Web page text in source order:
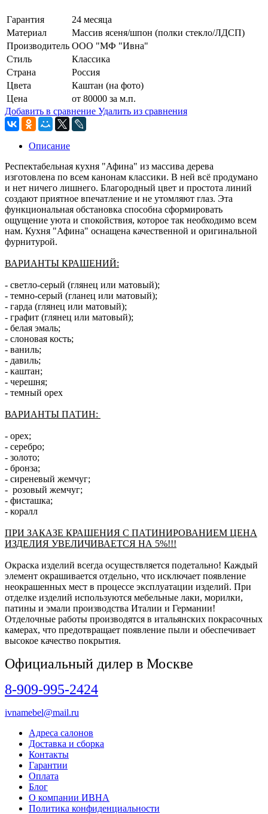
Гарантия
24 месяца
Материал
Массив ясеня/шпон (полки стекло/ЛДСП)
Производитель ООО "МФ "Ивна"
Стиль
Классика
Страна
Россия
Цвета
Каштан (на фото)
Цена
от 80000 за м.п.
Добавить в сравнение Удалить из сравнения
Описание
Респектабельная кухня "Афина" из массива дерева
изготовлена по всем канонам классики. В ней всё продумано
и нет ничего лишнего. Благородный цвет и простота линий
создают приятное впечатление и не утомляют глаз. Эта
функциональная обстановка способна сформировать
ощущение уюта и спокойствия, которое так необходимо всем
нам. Кухня "Афина" оснащена качественной и оригинальной
фурнитурой.
ВАРИАНТЫ КРАШЕНИЙ:
- светло-серый (глянец или матовый);
- темно-серый (гланец или матовый);
- гарда (глянец или матовый);
- графит (глянец или матовый);
- белая эмаль;
- слоновая кость;
- ваниль;
- давиль;
- каштан;
- черешня;
- темный орех
ВАРИАНТЫ ПАТИН:
- орех;
- серебро;
- золото;
- бронза;
- сиреневый жемчуг;
- розовый жемчуг;
- фисташка;
- коралл
ПРИ ЗАКАЗЕ КРАШЕНИЯ С ПАТИНИРОВАНИЕМ ЦЕНА
ИЗДЕЛИЯ УВЕЛИЧИВАЕТСЯ НА 5%!!!
Окраска изделий всегда осуществляется подетально! Каждый
элемент окрашивается отдельно, что исключает появление
неокрашенных мест в процессе эксплуатации изделий. При
отделке изделий используются мебельные лаки, морилки,
патины и эмали производства Италии и Германии!
Отделочные работы производятся в итальянских покрасочных
камерах, что предотвращает появление пыли и обеспечивает
высокое качество покрытия.
Официальный дилер в Москве
8-909-995-2424
ivnamebel@mail.ru
Адреса салонов
Доставка и сборка
Контакты
Гарантии
Оплата
Блог
О компании ИВНА
Политика конфиденциальности